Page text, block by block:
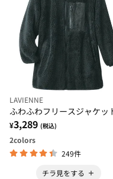
LAVIENNE
ふわふわフリースジャケッ
¥3,289 (税込)
2colors
249件
チラ見をする